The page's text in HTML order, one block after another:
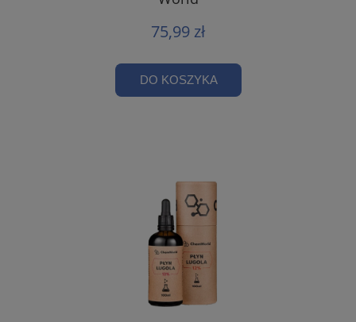
75,99 zł
DO KOSZYKA